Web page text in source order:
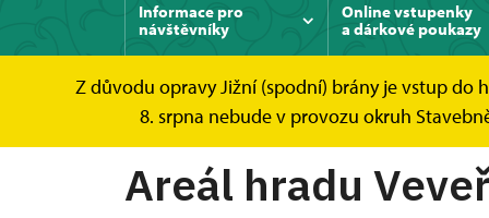
Informace pro
návštěvníky
Online vstupenky
a dárkové poukazy
Z důvodu opravy Jižní (spodní) brány je vstup do
8. srpna nebude v provozu okruh
Hrad Veveří Informace pro návštěvníky
Areál hradu